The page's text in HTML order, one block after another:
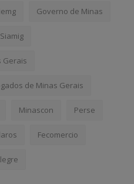
Governo de Minas
Siamig
Gerais
de Minas Gerais
Minascon Perse
Fecomercio